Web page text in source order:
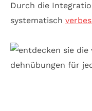
Durch die
systematisch